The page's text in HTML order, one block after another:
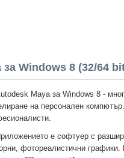
Windows 8 (32/64
Maya за Windows 8 -
на персонален
е софтуер с
фотореалистични